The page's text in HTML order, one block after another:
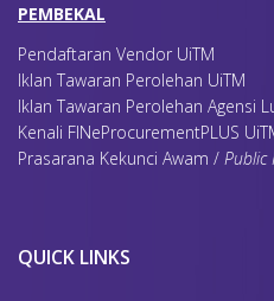
PEMBEKAL
Pendaftaran Vendor UiTM
Iklan Tawaran Perolehan UiTM
Iklan Tawaran Perolehan Agensi
Kenali FINeProcurementPLUS
Prasarana Kekunci Awam / Public
QUICK LINKS